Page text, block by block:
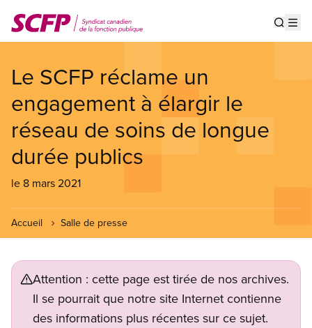
au
contenu
Le SCFP réclame un
engagement à élargir le
réseau de soins de longue
durée publics
le 8 mars 2021
Accueil Salle de presse
Attention : cette page est tirée de nos archives.
Il se pourrait que notre site Internet contienne
des informations plus récentes sur ce sujet.